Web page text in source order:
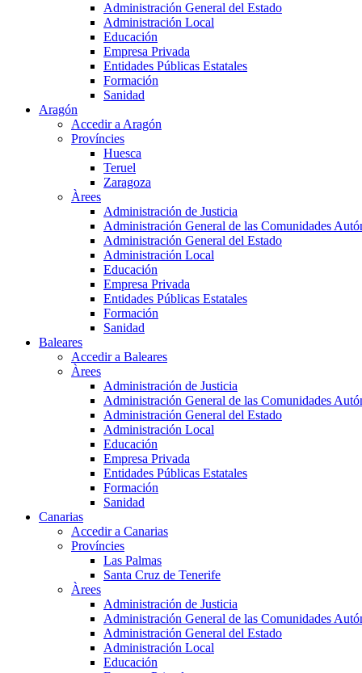
Administración General del Estado
Administración Local
Educación
Empresa Privada
Entidades Públicas Estatales
Formación
Sanidad
Aragón
Accedir a Aragón
Províncies
Huesca
Teruel
Zaragoza
Àrees
Administración de Justicia
Administración General de las Comunidades
Administración General del Estado
Administración Local
Educación
Empresa Privada
Entidades Públicas Estatales
Formación
Sanidad
Baleares
Accedir a Baleares
Àrees
Administración de Justicia
Administración General de las Comunidades
Administración General del Estado
Administración Local
Educación
Empresa Privada
Entidades Públicas Estatales
Formación
Sanidad
Canarias
Accedir a Canarias
Províncies
Las Palmas
Santa Cruz de Tenerife
Àrees
Administración de Justicia
Administración General de las Comunidades
Administración General del Estado
Administración Local
Educación